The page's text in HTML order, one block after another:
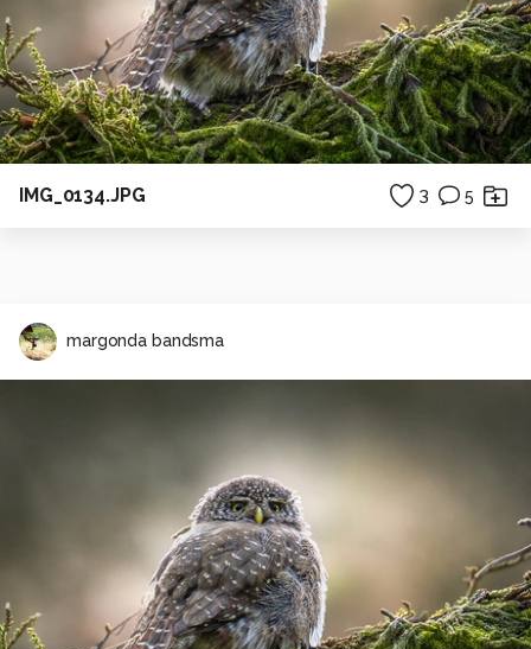
IMG_0134.JPG 3 5
margonda bandsma